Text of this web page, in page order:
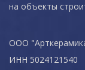
на объекты
ООО
ИНН 5024121540